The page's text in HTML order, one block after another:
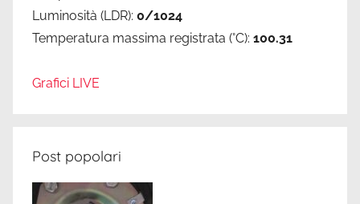
Luminosità (LDR): 0/1024
Temperatura massima registrata (°C): 100.31
Grafici LIVE
Post popolari